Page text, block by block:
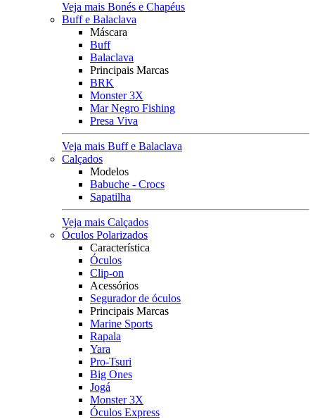
Veja mais Bonés e Chapéus
Buff e Balaclava
Máscara
Buff
Balaclava
Principais Marcas
BRK
Monster 3X
Mar Negro Fishing
Presa Viva
Veja mais Buff e Balaclava
Calçados
Modelos
Babuche - Crocs
Sapatilha
Veja mais Calçados
Óculos Polarizados
Característica
Óculos
Clip-on
Acessórios
Segurador de óculos
Principais Marcas
Marine Sports
Rapala
Yara
Pro-Tsuri
Big Ones
Jogá
Monster 3X
Óculos Express